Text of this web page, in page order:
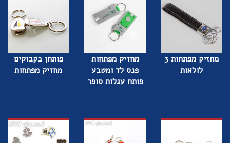
מחזיק מפתחות 3
לולאות
מחזיק מפתחות
פנס לד ומטבע
פותח עגלות סופר
פותחן בקבוקים
מחזיק מפתחות